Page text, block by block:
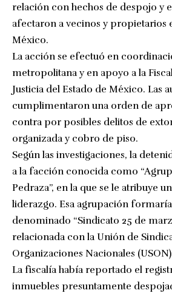
relación con hechos de despojo y
afectaron a vecinos y propietarios
México.
La acción se efectuó en
metropolitana y en apoyo a la
Justicia del Estado de México. Las
cumplimentaron una orden de
contra por posibles delitos de
organizada y cobro de piso.
Según las investigaciones, la
a la facción conocida como
Pedraza”, en la que se le atribuye
liderazgo. Esa agrupación
denominado “Sindicato 25 de
relacionada con la Unión de
Organizaciones Nacionales
La fiscalía había reportado el
inmuebles presuntamente